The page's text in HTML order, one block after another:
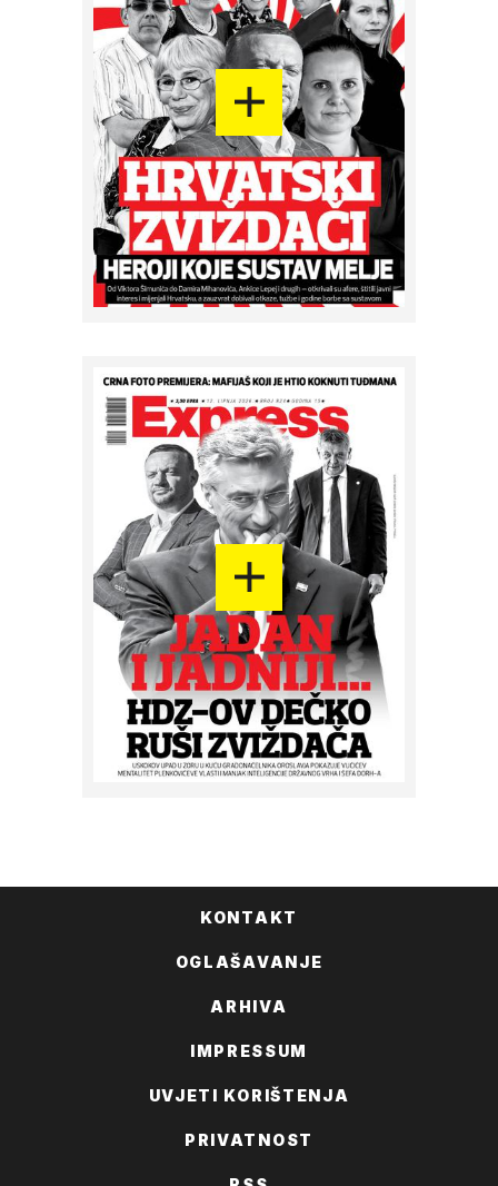
KONTAKT
OGLAŠAVANJE
ARHIVA
IMPRESSUM
UVJETI KORIŠTENJA
PRIVATNOST